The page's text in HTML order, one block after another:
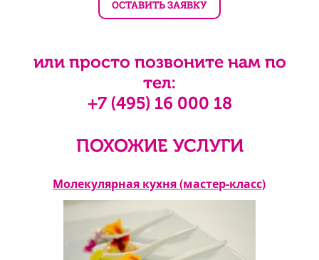
или просто позвоните нам по
тел:
+7 (495) 16 000 18
ПОХОЖИЕ УСЛУГИ
Молекулярная кухня (мастер-класс)